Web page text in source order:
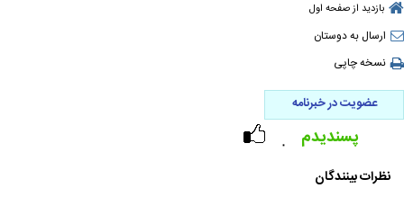
بازدید از صفحه اول
ارسال به دوستان
نسخه چاپی
عضویت در خبرنامه
۰ پسندیدم
نظرات بینندگان